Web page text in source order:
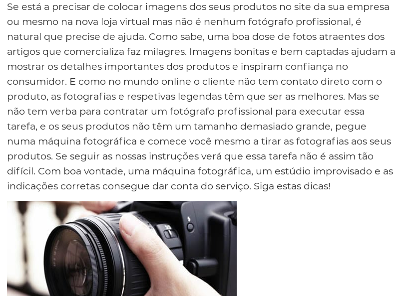
Se está a precisar de colocar imagens dos seus produtos no site da sua empresa
ou mesmo na nova loja virtual mas não é nenhum fotógrafo profissional, é
natural que precise de ajuda. Como sabe, uma boa dose de fotos atraentes dos
artigos que comercializa faz milagres. Imagens bonitas e bem captadas ajudam a
mostrar os detalhes importantes dos produtos e inspiram confiança no
consumidor. E como no mundo online o cliente não tem contato direto com o
produto, as fotografias e respetivas legendas têm que ser as melhores. Mas se
não tem verba para contratar um fotógrafo profissional para executar essa
tarefa, e os seus produtos não têm um tamanho demasiado grande, pegue
numa máquina fotográfica e comece você mesmo a tirar as fotografias aos seus
produtos. Se seguir as nossas instruções verá que essa tarefa não é assim tão
difícil. Com boa vontade, uma máquina fotográfica, um estúdio improvisado e as
indicações corretas consegue dar conta do serviço. Siga estas dicas!